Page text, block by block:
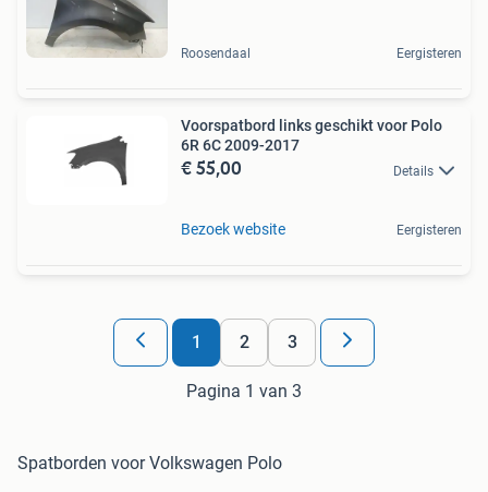
Roosendaal Eergisteren
Voorspatbord links geschikt voor Polo
6R 6C 2009-2017
€ 55,00 Details
Bezoek website Eergisteren
1 2 3
Pagina 1 van 3
Spatborden voor Volkswagen Polo